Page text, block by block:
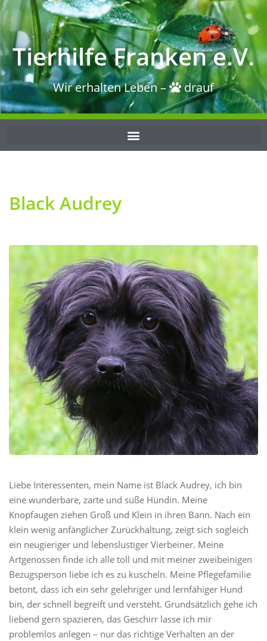
Tierhilfe Franken e.V.
Wir erhalten Leben – drauf
Black Audrey
Liebe Interessenten, mein Name ist Black Audrey, ich bin
eine wunderbare, zarte und süße Hündin. Meine
Knopfaugen ziehen Groß und Klein in ihren Bann. Nach ein
klein wenig anfänglicher Zurückhaltung, zeigt sich sogleich
ein neugieriger und lebenslustiger Vierbeiner. Meine
Artgenossen finde ich alle toll und mit meiner zweibeinigen
Bezugsperson liebe ich es zu kuscheln. Meine Pflegefamilie
betont, dass ich ein sehr gelehriger und lernfähiger Hund
bin, der schnell begreift und versteht. Grundsätzlich gehe ich
liebend gern spazieren, das Geschirr lasse ich mir
problemlos anlegen – nur das richtige Verhalten an der